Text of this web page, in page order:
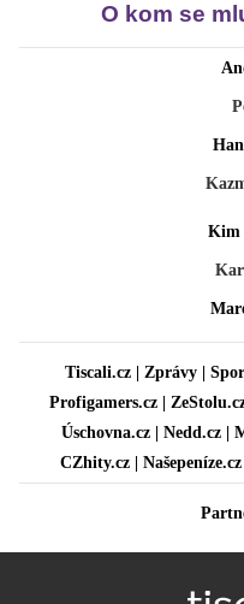
O kom se
Kim
Tiscali.cz| Zprávy|
Profigamers.cz |
Úschovna.cz| Nedd.cz|
CZhity.cz | Našepeníze.cz